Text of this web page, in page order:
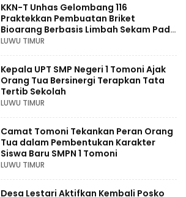
KKN-T Unhas Gelombang 116
Praktekkan Pembuatan Briket
Bioarang Berbasis Limbah Sekam Padi
di Wasuponda Lutim
LUWU TIMUR
Kepala UPT SMP Negeri 1 Tomoni Ajak
Orang Tua Bersinergi Terapkan Tata
Tertib Sekolah
LUWU TIMUR
Camat Tomoni Tekankan Peran Orang
Tua dalam Pembentukan Karakter
Siswa Baru SMPN 1 Tomoni
LUWU TIMUR
Desa Lestari Aktifkan Kembali Posko